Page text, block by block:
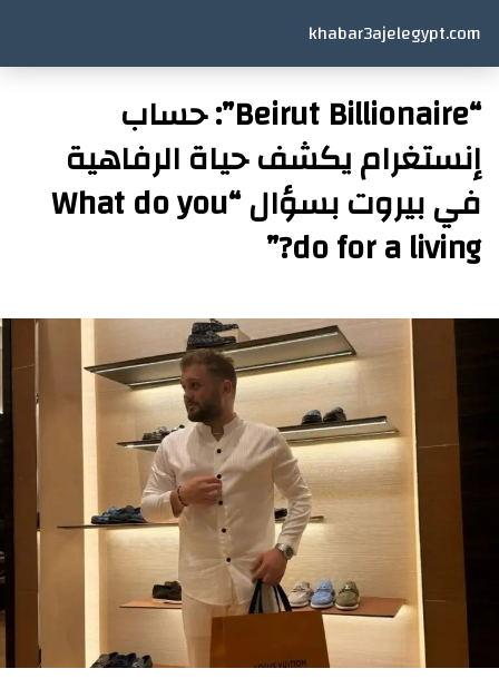
khabar3ajelegypt.com
“Beirut Billionaire”: حساب
إنستغرام يكشف حياة الرفاهية
في بيروت بسؤال “What do you
do for a living?”